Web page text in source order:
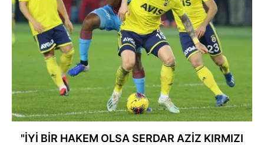
"İYİ BİR HAKEM OLSA SERDAR AZİZ KIRMIZI